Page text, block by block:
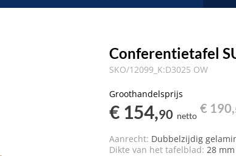
Conferentietafel
SKO/12099_K:D3025 OW
Groothandelsprijs
€ 154,90 netto
€ 190,
Aanrecht: Dubbelzijdig
Dikte van het tafelblad: 28 mm